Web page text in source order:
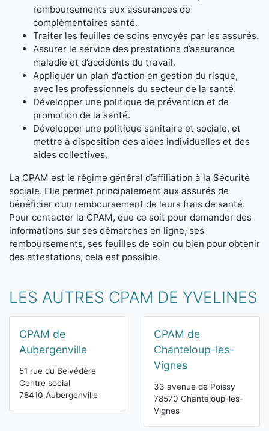
remboursements aux assurances de
complémentaires santé.
Traiter les feuilles de soins envoyés par les assurés.
Assurer le service des prestations d’assurance
maladie et d’accidents du travail.
Appliquer un plan d’action en gestion du risque,
avec les professionnels du secteur de la santé.
Développer une politique de prévention et de
promotion de la santé.
Développer une politique sanitaire et sociale, et
mettre à disposition des aides individuelles et des
aides collectives.
La CPAM est le régime général d’affiliation à la Sécurité
sociale. Elle permet principalement aux assurés de
bénéficier d’un remboursement de leurs frais de santé.
Pour contacter la CPAM, que ce soit pour demander des
informations sur ses démarches en ligne, ses
remboursements, ses feuilles de soin ou bien pour obtenir
des attestations, cela est possible.
LES AUTRES CPAM DE YVELINES
CPAM de
Aubergenville
51 rue du Belvédère
Centre social
78410 Aubergenville
CPAM de
Chanteloup-les-
Vignes
33 avenue de Poissy
78570 Chanteloup-les-
Vignes